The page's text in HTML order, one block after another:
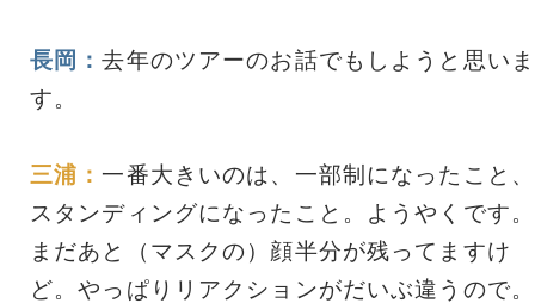
長岡：去年のツアーのお話でもしようと思いま
す。
三浦：一番大きいのは、一部制になったこと、
スタンディングになったこと。ようやくです。
まだあと（マスクの）顔半分が残ってますけ
ど。やっぱりリアクションがだいぶ違うので。